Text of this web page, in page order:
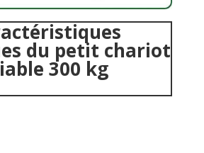
du petit chariot
300 kg